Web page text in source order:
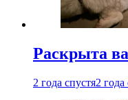
Раскрыта
2 года спустя2 года